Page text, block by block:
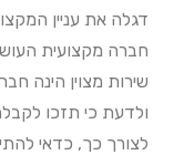
דגלה את עניין
חברה מקצועית
שירות מצוין הינה
ולדעת כי תזכו
לצורך כך, כדאי